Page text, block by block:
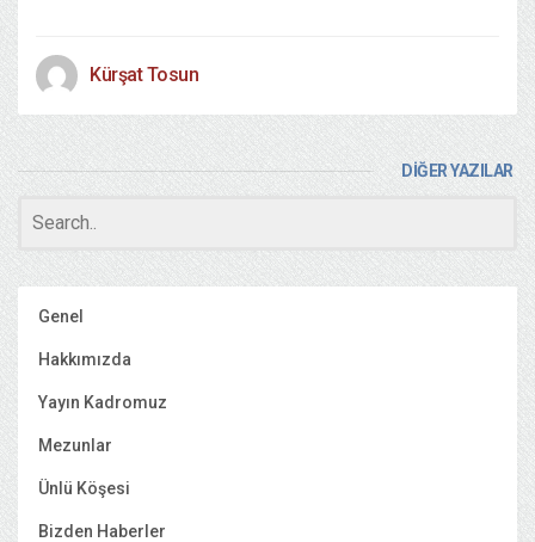
Kürşat Tosun
DİĞER YAZILAR
Genel
Hakkımızda
Yayın Kadromuz
Mezunlar
Ünlü Köşesi
Bizden Haberler